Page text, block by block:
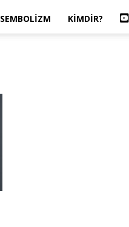
SEMBOLIZM KIMDIR?